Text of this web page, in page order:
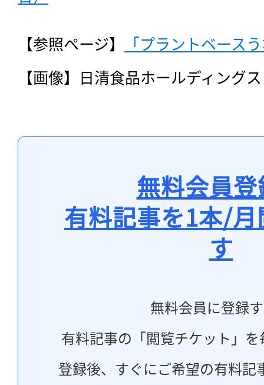
【参照ページ】
「プラントベース
【画像】日清食品ホールディングス
無料会員
有料記事を1本/
す
無料会員に登録
有料記事の「閲覧チケット」
登録後、すぐにご希望の有料記